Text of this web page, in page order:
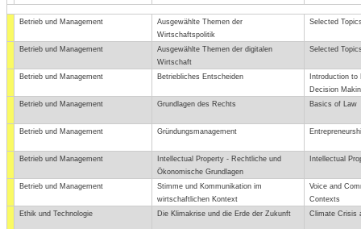
Betrieb und Management
Ausgewählte Themen der
Wirtschaftspolitik
Selected
Betrieb und Management
Ausgewählte Themen der digitalen
Wirtschaft
Selected
Betrieb und Management Betriebliches Entscheiden
Introduction
Decision
Betrieb und Management
Grundlagen des Rechts Basics of Law
Betrieb und Management Gründungsmanagement
Betrieb und Management
Intellectual Property - Rechtliche und
Ökonomische Grundlagen
Intellectual
Betrieb und Management
Stimme und Kommunikation im
wirtschaftlichen Kontext
Voice and
Contexts
Ethik und Technologie
Die Klimakrise und die Erde der Zukunft Climate Crisis